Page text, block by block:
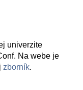
univerzite
Na webe je
zborník.